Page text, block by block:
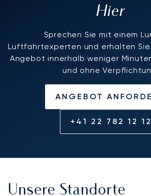
Hier
Sprechen Sie mit einem
Luftfahrtexperten und erhalten Sie
Angebot innerhalb weniger
und ohne
ANGEBOT
+41 22 782 12 12
Unsere Standorte